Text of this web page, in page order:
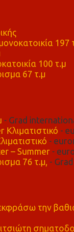
197
100 τ.μ
67 τ.μ
- Grad
-
-
– Summer-
76 τ.μ, -
την